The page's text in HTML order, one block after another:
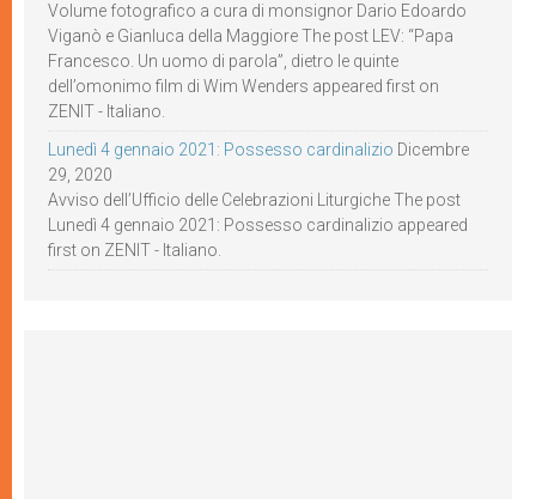
Volume fotografico a cura di monsignor Dario Edoardo
Viganò e Gianluca della Maggiore The post LEV: “Papa
Francesco. Un uomo di parola”, dietro le quinte
dell’omonimo film di Wim Wenders appeared first on
ZENIT - Italiano.
Lunedì 4 gennaio 2021: Possesso cardinalizio Dicembre
29, 2020
Avviso dell’Ufficio delle Celebrazioni Liturgiche The post
Lunedì 4 gennaio 2021: Possesso cardinalizio appeared
first on ZENIT - Italiano.